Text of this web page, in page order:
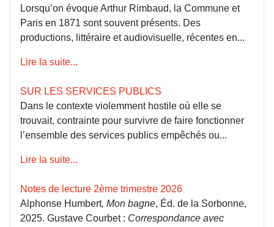
Lorsqu’on évoque Arthur Rimbaud, la Commune et
Paris en 1871 sont souvent présents. Des
productions, littéraire et audiovisuelle, récentes en...
Lire la suite...
SUR LES SERVICES PUBLICS
Dans le contexte violemment hostile où elle se
trouvait, contrainte pour survivre de faire fonctionner
l’ensemble des services publics empêchés ou...
Lire la suite...
Notes de lecture 2ème trimestre 2026
Alphonse Humbert, Mon bagne, Éd. de la Sorbonne,
2025. Gustave Courbet : Correspondance avec